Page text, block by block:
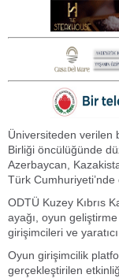
Üniversiteden verilen
Birliği öncülüğünde
Azerbaycan,
Türk
ODTÜ Kuzey Kıbrıs
ayağı, oyun
girişimcileri ve
Oyun girişimcilik
gerçekleştirilen